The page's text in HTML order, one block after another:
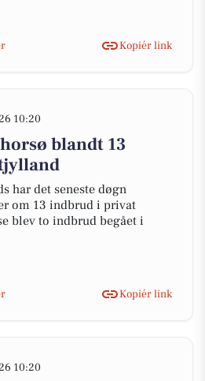
Kopiér link
10:20
blandt 13
har det seneste døgn
om 13 indbrud i privat
blev to indbrud begået i
Kopiér link
10:20